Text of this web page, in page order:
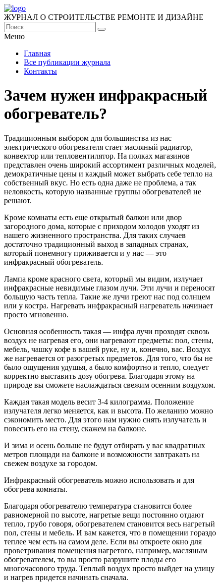
ЖУРНАЛ О СТРОИТЕЛЬСТВЕ РЕМОНТЕ И ДИЗАЙНЕ
Меню
Главная
Все публикации журнала
Контакты
Зачем нужен инфракрасный
обогреватель?
Традиционным выбором для большинства из нас
электрического обогревателя стает масляный радиатор,
конвектор или тепловентилятор. На полках магазинов
представлен очень широкий ассортимент различных моделей,
демократичные цены и каждый может выбрать себе тепло на
собственный вкус. Но есть одна даже не проблема, а так
неловкость, которую названные группы обогревателей не
решают.
Кроме комнаты есть еще открытый балкон или двор
загородного дома, которые с приходом холодов уходят из
нашего жизненного пространства. Для таких случаев
достаточно традиционный выход в западных странах,
который понемногу приживается и у нас — это
инфракрасный обогреватель.
Лампа кроме красного света, который мы видим, излучает
инфракрасные невидимые глазом лучи. Эти лучи и переносят
большую часть тепла. Такие же лучи греют нас под солнцем
или у костра. Нагревать инфракрасный нагреватель начинает
просто мгновенно.
Основная особенность такая — инфра лучи проходят сквозь
воздух не нагревая его, они нагревают предметы: пол, стены,
мебель, чашку кофе в вашей руке, ну и, конечно, вас. Воздух
же нагревается от разогретых предметов. Для того, что бы не
было ощущения удушья, а было комфортно и тепло, следует
корректно выставить дозу обогрева. Благодаря этому на
природе вы сможете наслаждаться свежим осенним воздухом.
Каждая такая модель весит 3-4 килограмма. Положение
излучателя легко меняется, как и высота. По желанию можно
сэкономить место. Для этого нам нужно снять излучатель и
повесить его на стену, скажем на балконе.
И зима и осень больше не будут отбирать у вас квадратных
метров площади на балконе и возможности завтракать на
свежем воздухе за городом.
Инфракрасный обогреватель можно использовать и для
обогрева комнаты.
Благодаря обогревателю температура становится более
равномерной по высоте, нагретые вещи постоянно отдают
тепло, грубо говоря, обогревателем становится весь нагретый
пол, стены и мебель. И вам кажется, что в помещении гораздо
теплее чем есть на самом деле. Если вы откроете окно для
проветривания помещения нагретого, например, масляным
обогревателем, то вы просто разрушите плоды его
многочасового труда. Теплый воздух просто выйдет на улицу
и нагрев придется начинать сначала.